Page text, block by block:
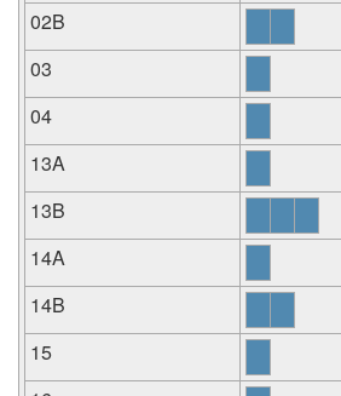
02B
03
04
13A
13B
14A
14B
15